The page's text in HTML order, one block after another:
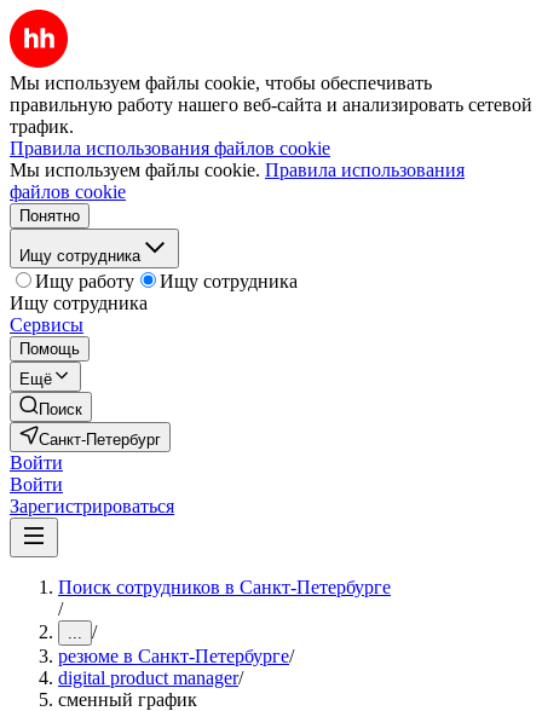
Мы используем файлы cookie, чтобы обеспечивать
правильную работу нашего веб-сайта и анализировать сетевой
трафик.
Правила использования файлов cookie
Мы используем файлы cookie. Правила использования
файлов cookie
Понятно
Ищу сотрудника
Ищу работу
Ищу сотрудника
Ищу сотрудника
Сервисы
Помощь
Ещё
Поиск
Санкт-Петербург
Войти
Войти
Зарегистрироваться
Поиск сотрудников в Санкт-Петербурге
/
... /
резюме в Санкт-Петербурге/
digital product manager/
сменный график